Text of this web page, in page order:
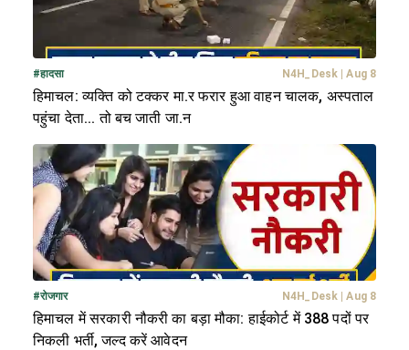
#हादसा N4H_Desk | Aug 8
हिमाचल: व्यक्ति को टक्कर मा.र फरार हुआ वाहन चालक, अस्पताल
पहुंचा देता... तो बच जाती जा.न
#रोजगार N4H_Desk | Aug 8
हिमाचल में सरकारी नौकरी का बड़ा मौका: हाईकोर्ट में 388 पदों पर
निकली भर्ती, जल्द करें आवेदन